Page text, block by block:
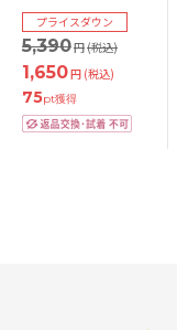
ボ ブラセット ふっく
らデコルテメイク 全4
色 B-F/65-75
5,390円(税込)
プライスダウン
1,650円 (税込)
75pt獲得